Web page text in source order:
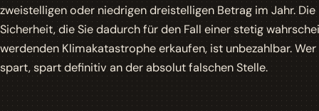
zweistelligen oder niedrigen dreistelligen Betrag im Jahr. Die
Sicherheit, die Sie dadurch für den Fall einer stetig
werdenden Klimakatastrophe erkaufen, ist unbezahlbar. Wer
spart, spart definitiv an der absolut falschen Stelle.